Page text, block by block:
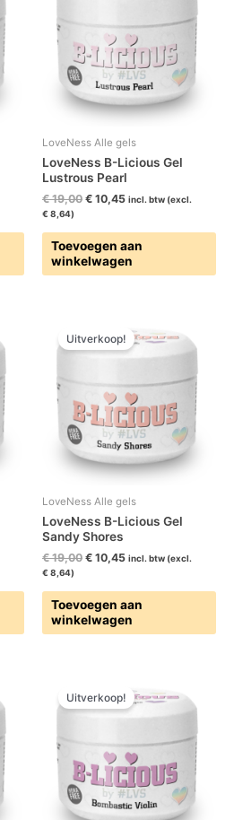
LoveNess Alle gels
LoveNess B-Licious Gel
Lustrous Pearl
€19,00 € 10,45 incl. btw (excl.
€ 8,64)
Toevoegen aan
winkelwagen
Uitverkoop!
LoveNess Alle gels
LoveNess B-Licious Gel
Sandy Shores
€19,00
prijs
was:
€ 10,45
prijs
is:
€ 10,45.
incl. btw (excl.
€ 8,64)
Toevoegen aan
winkelwagen
Uitverkoop!
prijs
was:
prijs
is:
€ 10,45.